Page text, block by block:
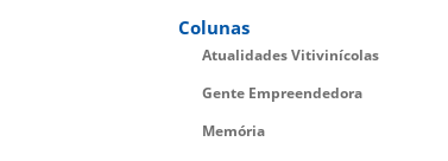
Colunas
Atualidades Vitivinícolas
Gente Empreendedora
Memória